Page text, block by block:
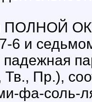
ПОЛНОЙ
6 и
падежная
Пр.),
фа-соль-